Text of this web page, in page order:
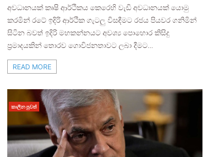
අවධානයක් කෘෂි ආර්ථිකය කෙරෙහි වැඩි අවධානයක් යොමු
කරමින් රටේ ඉදිරි ආර්ථික ගැටලු විසඳීමට රජය පියවර ගනිමින්
සිටින බවත් ඉදිරි මහකන්නයට අවශ්‍ය පොහොර කිසිදු
ප්‍රමාදයකින් තොරව ගොවිජනතාවට ලබා දීමට…
READ MORE
කාලීන පුවත්